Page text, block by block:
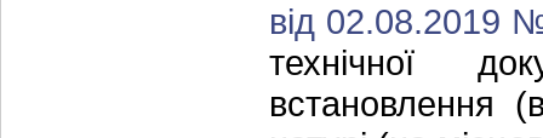
від 02.08.2019
технічної
встановлення